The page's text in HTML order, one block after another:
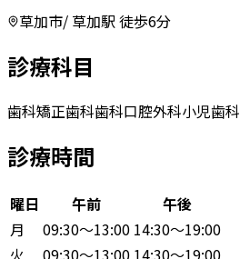
草加市/ 草加駅 徒歩6分
診療科目
歯科矯正歯科歯科口腔外科小児歯科
診療時間
曜日 午前
午後
月
09:30〜13:00 14:30〜19:00
火
09:30〜13:00 14:30〜19:00